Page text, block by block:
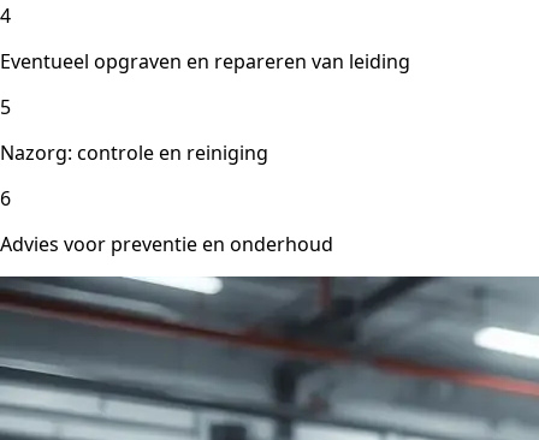
4
Eventueel opgraven en repareren van leiding
5
Nazorg: controle en reiniging
6
Advies voor preventie en onderhoud